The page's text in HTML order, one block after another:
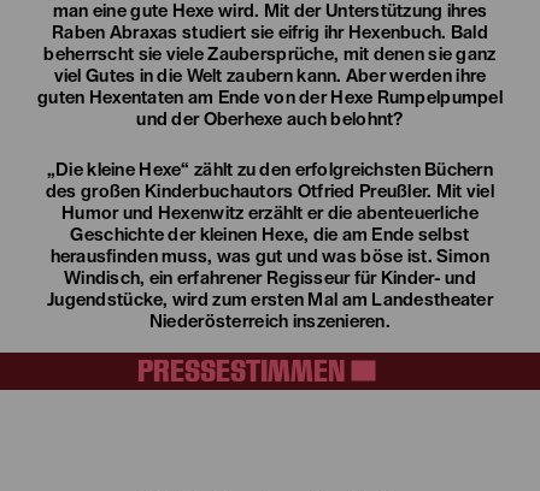
man eine gute Hexe wird. Mit der Unterstützung ihres
Raben Abraxas studiert sie eifrig ihr Hexenbuch. Bald
beherrscht sie viele Zaubersprüche, mit denen sie ganz
viel Gutes in die Welt zaubern kann. Aber werden ihre
guten Hexentaten am Ende von der Hexe Rumpelpumpel
und der Oberhexe auch belohnt?
„Die kleine Hexe“ zählt zu den erfolgreichsten Büchern
des großen Kinderbuchautors Otfried Preußler. Mit viel
Humor und Hexenwitz erzählt er die abenteuerliche
Geschichte der kleinen Hexe, die am Ende selbst
herausfinden muss, was gut und was böse ist. Simon
Windisch, ein erfahrener Regisseur für Kinder- und
Jugendstücke, wird zum ersten Mal am Landestheater
Niederösterreich inszenieren.
PRESSESTIMMEN